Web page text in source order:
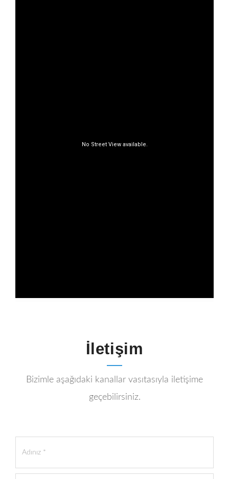
İletişim
Bizimle aşağıdaki kanallar vasıtasıyla iletişime
geçebilirsiniz.